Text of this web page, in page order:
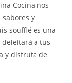
Cocina nos
y
soufflé es una
a tus
y disfruta de